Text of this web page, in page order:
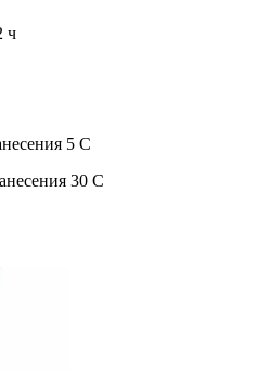
ч
5 C
30 C